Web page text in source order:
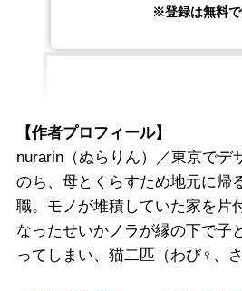
※登録は無料
【作者プロフィール】
nurarin（ぬらりん）／東京でデ
のち、母とくらすため地元に帰
職。モノが堆積していた家を片
なったせいかノラが縁の下で子
ってしまい、猫二匹（わび♀、